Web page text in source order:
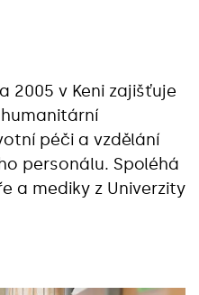
2005 v Keni zajišťuje
péči a vzdělání
personálu. Spoléhá
a mediky z Univerzity